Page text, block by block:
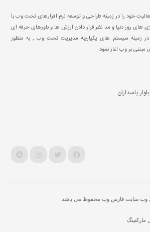
فارس وب از سال ۱۳۹۰ فعالیت خود را در زمینه طراحی و توسعه نرم افزارهای تحت وب با
های روز دنیا و مد نظر قرار دادن ارزش ها و باورهای حرفه ای
زمینه سیستم های یکپارچه مدیریت تحت وب , به منظور
مبتنی بر وب اغاز نمود.
پاسداران
وب سایت فارس وب محفوظ می باشد.
مارکتینگ